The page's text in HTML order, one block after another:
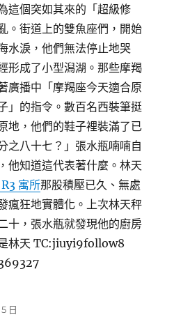
這個突如其來的「超級修
。街道上的雙魚座們，開始
水淚，他們無法停止地哭
形成了小型潟湖。那些摩羯
廣播中「摩羯座今天適合原
」的指令。數百名西裝筆挺
地，他們的鞋子裡裝滿了已
之八十七？」張水瓶喃喃自
他知道這代表著什麼。林天
寓所那股積壓已久、無處
瘋狂地實體化。上次林天秤
十，張水瓶就發現他的廚房
林天 TC:jiuyi9follow8
日